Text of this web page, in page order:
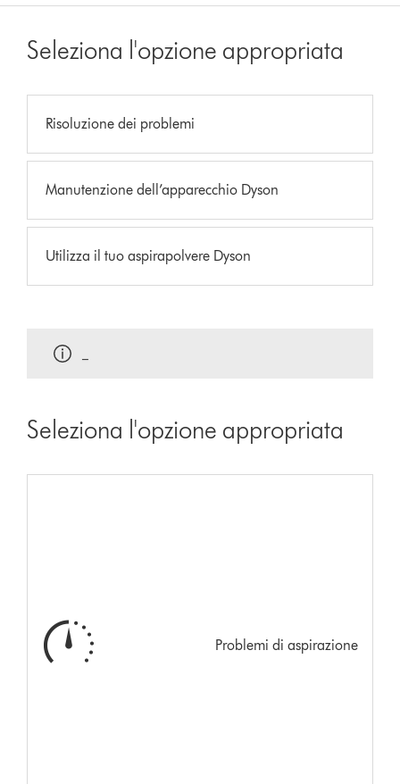
Seleziona l'opzione appropriata
Risoluzione dei problemi
Manutenzione dell’apparecchio Dyson
Utilizza il tuo aspirapolvere Dyson
Seleziona l'opzione appropriata
Problemi di aspirazione